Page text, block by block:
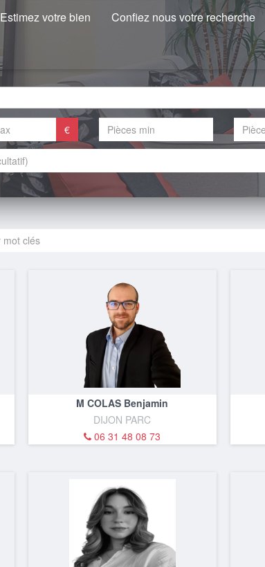
Estimez votre bien Confiez nous votre recherche
€
M COLAS Benjamin
DIJON PARC
06 31 48 08 73